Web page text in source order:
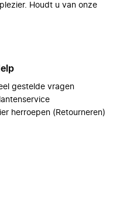
Houdt u van onze
gestelde vragen
herroepen (Retourneren)